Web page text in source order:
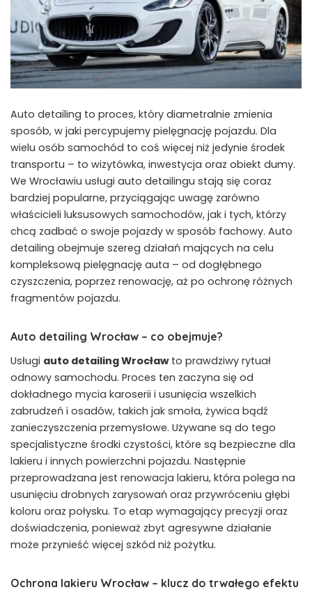
Auto detailing to proces, który diametralnie zmienia
sposób, w jaki percypujemy pielęgnację pojazdu. Dla
wielu osób samochód to coś więcej niż jedynie środek
transportu – to wizytówka, inwestycja oraz obiekt dumy.
We Wrocławiu usługi auto detailingu stają się coraz
bardziej popularne, przyciągając uwagę zarówno
właścicieli luksusowych samochodów, jak i tych, którzy
chcą zadbać o swoje pojazdy w sposób fachowy. Auto
detailing obejmuje szereg działań mających na celu
kompleksową pielęgnację auta – od dogłębnego
czyszczenia, poprzez renowację, aż po ochronę różnych
fragmentów pojazdu.
Auto detailing Wrocław – co obejmuje?
Usługi auto detailing Wrocławto prawdziwy rytuał
odnowy samochodu. Proces ten zaczyna się od
dokładnego mycia karoserii i usunięcia wszelkich
zabrudzeń i osadów, takich jak smoła, żywica bądź
zanieczyszczenia przemysłowe. Używane są do tego
specjalistyczne środki czystości, które są bezpieczne dla
lakieru i innych powierzchni pojazdu. Następnie
przeprowadzana jest renowacja lakieru, która polega na
usunięciu drobnych zarysowań oraz przywróceniu głębi
koloru oraz połysku. To etap wymagający precyzji oraz
doświadczenia, ponieważ zbyt agresywne działanie
może przynieść więcej szkód niż pożytku.
Ochrona lakieru Wrocław – klucz do trwałego efektu